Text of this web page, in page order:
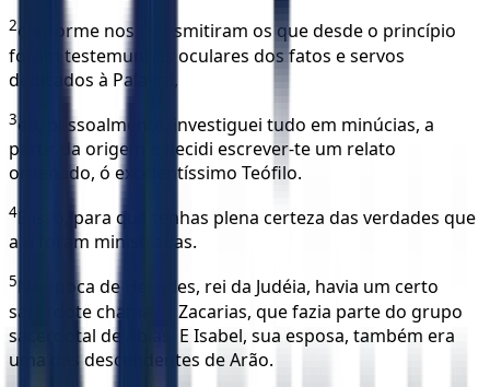
2conforme nos transmitiram os que desde o princípio
foram testemunhas oculares dos fatos e servos
dedicados à Palavra,
3eu, pessoalmente, investiguei tudo em minúcias, a
partir da origem e decidi escrever-te um relato
ordenado, ó excelentíssimo Teófilo.
4
E isso, para que tenhas plena certeza das verdades que
a ti foram ministradas.
5
Na época de Herodes, rei da Judéia, havia um certo
sacerdote chamado Zacarias, que fazia parte do grupo
sacerdotal de Abias. E Isabel, sua esposa, também era
uma das descendentes de Arão.